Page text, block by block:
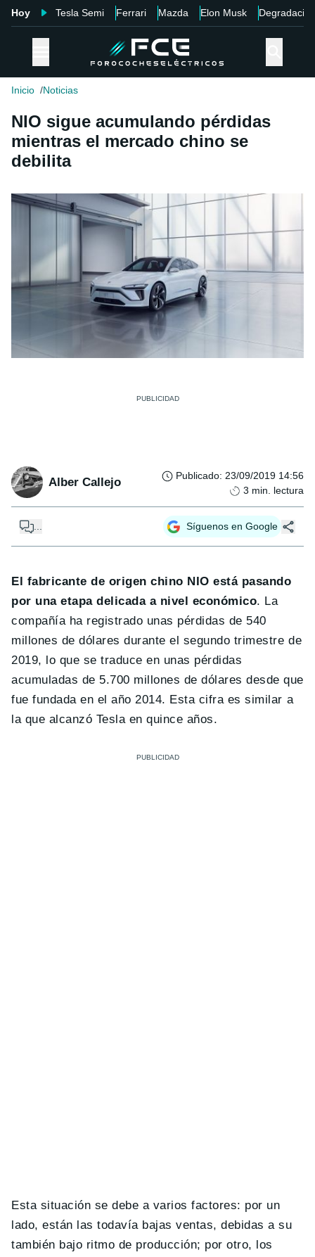
Hoy Tesla Semi Ferrari Mazda Elon Musk Degradación
Inicio Noticias
NIO sigue acumulando pérdidas
mientras el mercado chino se
debilita
Alber Callejo Publicado: 23/09/2019 14:56
3 min. lectura
... Síguenos en Google
El fabricante de origen chino NIO está pasando
por una etapa delicada a nivel económico. La
compañía ha registrado unas pérdidas de 540
millones de dólares durante el segundo trimestre de
2019, lo que se traduce en unas pérdidas
acumuladas de 5.700 millones de dólares desde que
fue fundada en el año 2014. Esta cifra es similar a
la que alcanzó Tesla en quince años.
Esta situación se debe a varios factores: por un
lado, están las todavía bajas ventas, debidas a su
también bajo ritmo de producción; por otro, los